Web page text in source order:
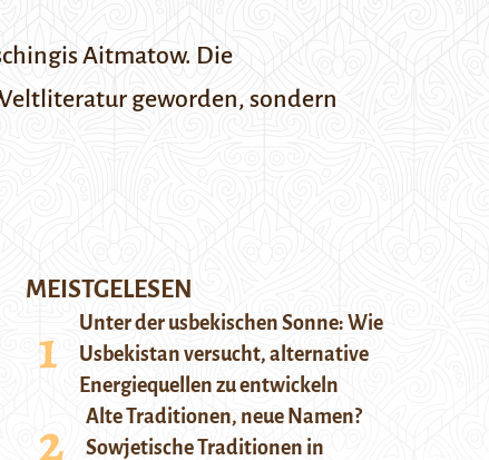
Aitmatow. Die
geworden, sondern
MEISTGELESEN
Unter der usbekischen Sonne: Wie
Usbekistan versucht, alternative
Energiequellen zu entwickeln
Alte Traditionen, neue Namen?
Sowjetische Traditionen in